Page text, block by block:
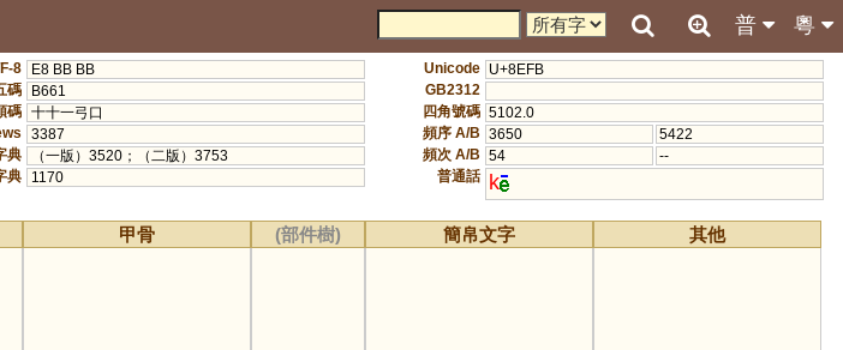
粵
普
8
E8 BB BB
碼
B661
碼 十十一弓口
3387
典
（一版）3520；（二版）3753
典
1170
Unicode U+8EFB
GB2312
四角號碼 5102.0
頻序 A/B 3650
5422
頻次 A/B 54
--
普通話 k
甲骨 (部件樹) 簡帛文字 其他